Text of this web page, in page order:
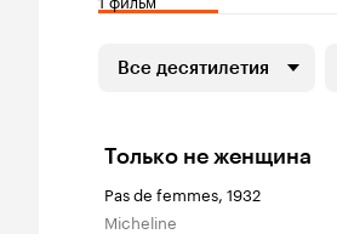
Все десятилетия
Только не женщина
Pas de femmes, 1932
Micheline